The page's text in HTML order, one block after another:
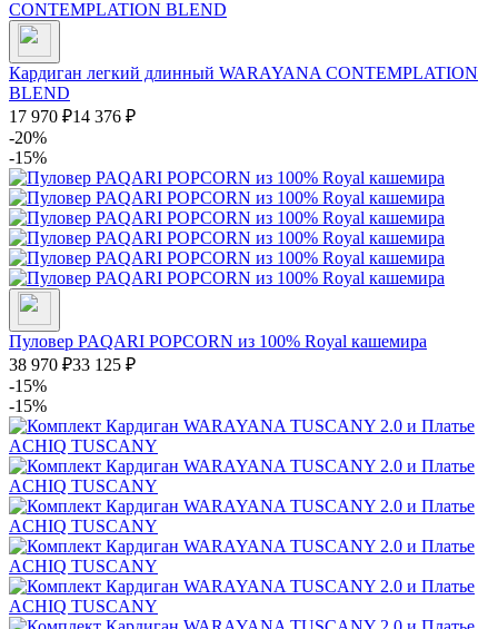
Кардиган легкий длинный WARAYANA CONTEMPLATION
BLEND
17 970 ₽14 376 ₽
-20%
-15%
Пуловер PAQARI POPCORN из 100% Royal кашемира
38 970 ₽33 125 ₽
-15%
-15%